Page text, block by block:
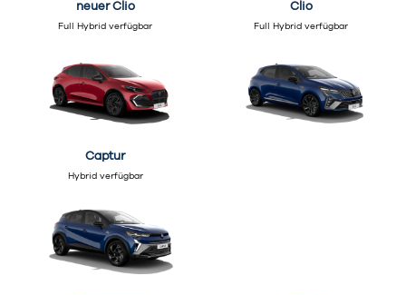
neuer Clio
Full Hybrid verfügbar
Clio
Full Hybrid verfügbar
Captur
Hybrid verfügbar